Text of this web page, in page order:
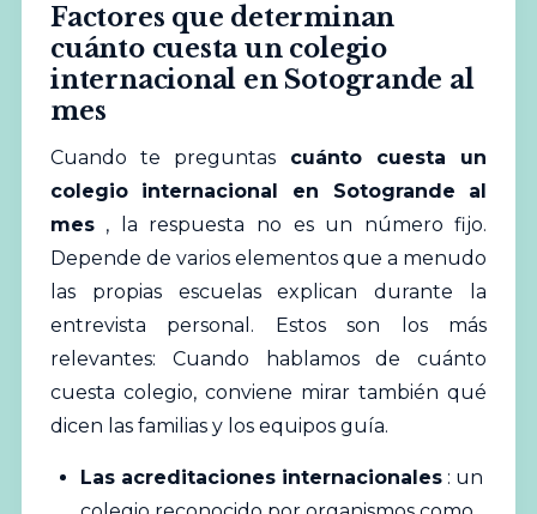
Factores que determinan
cuánto cuesta un colegio
internacional en Sotogrande al
mes
Cuando te preguntas cuánto cuesta un
colegio internacional en Sotogrande al
mes, la respuesta no es un número fijo.
Depende de varios elementos que a menudo
las propias escuelas explican durante la
entrevista personal. Estos son los más
relevantes: Cuando hablamos de cuánto
cuesta colegio, conviene mirar también qué
dicen las familias y los equipos guía.
Las acreditaciones internacionales : un